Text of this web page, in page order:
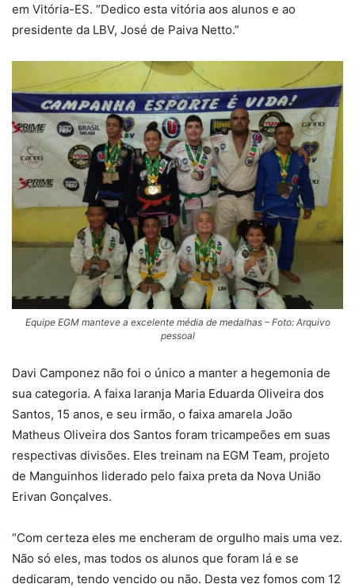
em Vitória-ES. “Dedico esta vitória aos alunos e ao
presidente da LBV, José de Paiva Netto.”
Equipe EGM manteve a excelente média de medalhas – Foto: Arquivo
pessoal
Davi Camponez não foi o único a manter a hegemonia de
sua categoria. A faixa laranja Maria Eduarda Oliveira dos
Santos, 15 anos, e seu irmão, o faixa amarela João
Matheus Oliveira dos Santos foram tricampeões em suas
respectivas divisões. Eles treinam na EGM Team, projeto
de Manguinhos liderado pelo faixa preta da Nova União
Erivan Gonçalves.
“Com certeza eles me encheram de orgulho mais uma vez.
Não só eles, mas todos os alunos que foram lá e se
dedicaram, tendo vencido ou não. Desta vez fomos com 12